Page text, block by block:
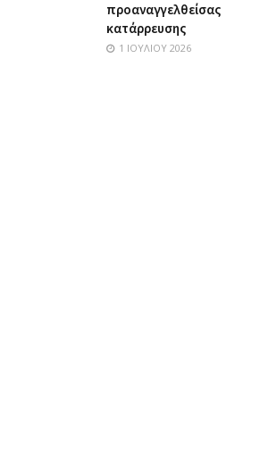
προαναγγελθείσας
κατάρρευσης
1 ΙΟΥΛΊΟΥ 2026